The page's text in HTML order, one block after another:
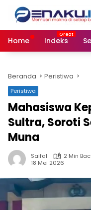
Langsung
konten
Home
Indeks
Beranda Peristiwa
Peristiwa
Mahasiswa
Sultra, Soroti
Muna
Saifal
2 Min
18 Mei 2026